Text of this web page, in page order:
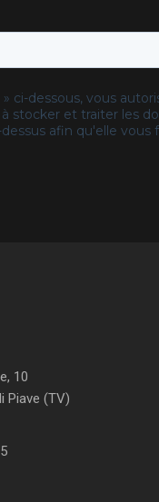
10
Piave (TV)